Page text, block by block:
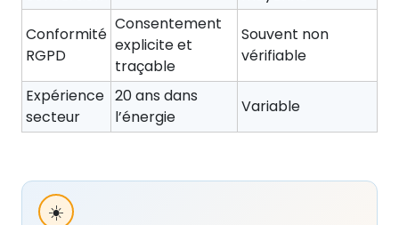
Conformité
RGPD
Consentement
explicite et
traçable
Souvent non
vérifiable
Expérience
secteur
20 ans dans
l’énergie
Variable
☀️